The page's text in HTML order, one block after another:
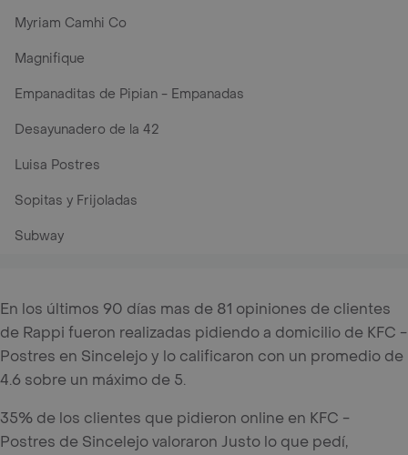
Myriam Camhi Co
Magnifique
Empanaditas de Pipian - Empanadas
Desayunadero de la 42
Luisa Postres
Sopitas y Frijoladas
Subway
En los últimos 90 días mas de 81 opiniones de clientes
de Rappi fueron realizadas pidiendo a domicilio de KFC -
Postres en Sincelejo y lo calificaron con un promedio de
4.6 sobre un máximo de 5.
35% de los clientes que pidieron online en KFC -
Postres de Sincelejo valoraron Justo lo que pedí,